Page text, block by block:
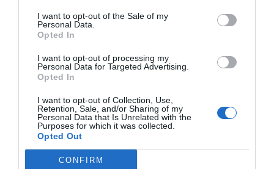
I want to opt-out of the Sale of my
Personal Data.
Opted In
I want to opt-out of processing my
Personal Data for Targeted Advertising.
Opted In
I want to opt-out of Collection, Use,
Retention, Sale, and/or Sharing of my
Personal Data that Is Unrelated with the
Purposes for which it was collected.
Opted Out
CONFIRM
Índex2P
CaixaBank
ACTIVAR AHORA
Compartir